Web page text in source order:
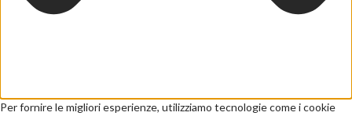
Per fornire le migliori esperienze, utilizziamo tecnologie come i cookie